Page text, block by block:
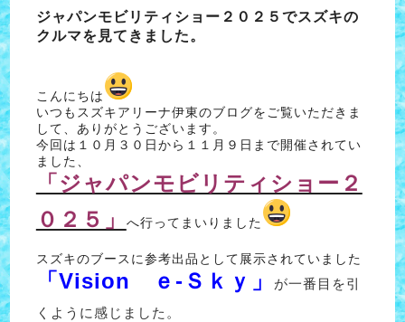
ジャパンモビリティショー２０２５でスズキの
クルマを見てきました。
こんにちは
いつもスズキアリーナ伊東のブログをご覧いただきま
して、ありがとうございます。
今回は１０月３０日から１１月９日まで開催されてい
ました、
「ジャパンモビリティショー２
０２５」
へ行ってまいりました
スズキのブースに参考出品として展示されていました
「Vision ｅ-Ｓｋｙ」
が一番目を引
くように感じました。